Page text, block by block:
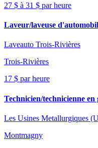
27 $ à 31 $ par heure
Laveur/laveuse
Laveauto Trois-Rivières
Trois-Rivières
17 $ par heure
Technicien/technicienne en
Les Usines Metallurgiques
Montmagny